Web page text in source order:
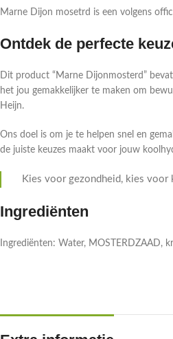
Marne Dijon mosetrd is een volgens
Ontdek de perfecte
Dit product “Marne Dijonmosterd”
het jou gemakkelijker te maken om
Heijn.
Ons doel is om je te helpen snel en
de juiste keuzes maakt voor jouw
Kies voor gezondheid, kies voor
Ingrediënten
Ingrediënten: Water, MOSTERDZAAD,